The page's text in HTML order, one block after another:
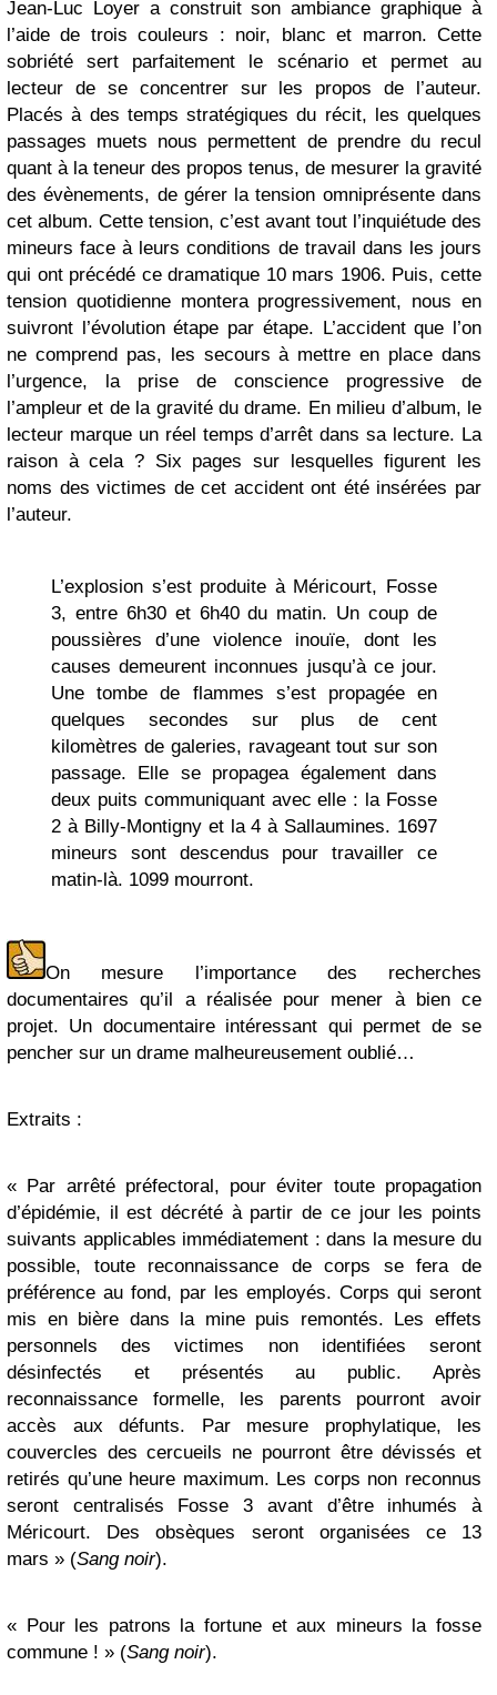
Jean-Luc Loyer a construit son ambiance graphique à
l’aide de trois couleurs : noir, blanc et marron. Cette
sobriété sert parfaitement le scénario et permet au
lecteur de se concentrer sur les propos de l’auteur.
Placés à des temps stratégiques du récit, les quelques
passages muets nous permettent de prendre du recul
quant à la teneur des propos tenus, de mesurer la gravité
des évènements, de gérer la tension omniprésente dans
cet album. Cette tension, c’est avant tout l’inquiétude des
mineurs face à leurs conditions de travail dans les jours
qui ont précédé ce dramatique 10 mars 1906. Puis, cette
tension quotidienne montera progressivement, nous en
suivront l’évolution étape par étape. L’accident que l’on
ne comprend pas, les secours à mettre en place dans
l’urgence, la prise de conscience progressive de
l’ampleur et de la gravité du drame. En milieu d’album, le
lecteur marque un réel temps d’arrêt dans sa lecture. La
raison à cela ? Six pages sur lesquelles figurent les
noms des victimes de cet accident ont été insérées par
l’auteur.
L’explosion s’est produite à Méricourt, Fosse
3, entre 6h30 et 6h40 du matin. Un coup de
poussières d’une violence inouïe, dont les
causes demeurent inconnues jusqu’à ce jour.
Une tombe de flammes s’est propagée en
quelques secondes sur plus de cent
kilomètres de galeries, ravageant tout sur son
passage. Elle se propagea également dans
deux puits communiquant avec elle : la Fosse
2 à Billy-Montigny et la 4 à Sallaumines. 1697
mineurs sont descendus pour travailler ce
matin-là. 1099 mourront.
On mesure l’importance des recherches
documentaires qu’il a réalisée pour mener à bien ce
projet. Un documentaire intéressant qui permet de se
pencher sur un drame malheureusement oublié…
Extraits :
« Par arrêté préfectoral, pour éviter toute propagation
d’épidémie, il est décrété à partir de ce jour les points
suivants applicables immédiatement : dans la mesure du
possible, toute reconnaissance de corps se fera de
préférence au fond, par les employés. Corps qui seront
mis en bière dans la mine puis remontés. Les effets
personnels des victimes non identifiées seront
désinfectés et présentés au public. Après
reconnaissance formelle, les parents pourront avoir
accès aux défunts. Par mesure prophylatique, les
couvercles des cercueils ne pourront être dévissés et
retirés qu’une heure maximum. Les corps non reconnus
seront centralisés Fosse 3 avant d’être inhumés à
Méricourt. Des obsèques seront organisées ce 13
mars » (Sang noir).
« Pour les patrons la fortune et aux mineurs la fosse
commune ! » (Sang noir).